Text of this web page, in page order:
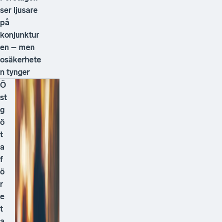
ser ljusare
på
konjunktur
en – men
osäkerhete
n tynger
Ö
st
g
ö
t
a
f
ö
r
e
t